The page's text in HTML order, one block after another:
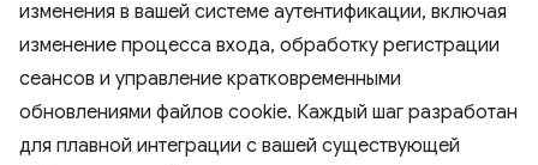
изменения в вашей системе аутентификации, включая
изменение процесса входа, обработку регистрации
сеансов и управление кратковременными
обновлениями файлов cookie. Каждый шаг разработан
для плавной интеграции с вашей существующей